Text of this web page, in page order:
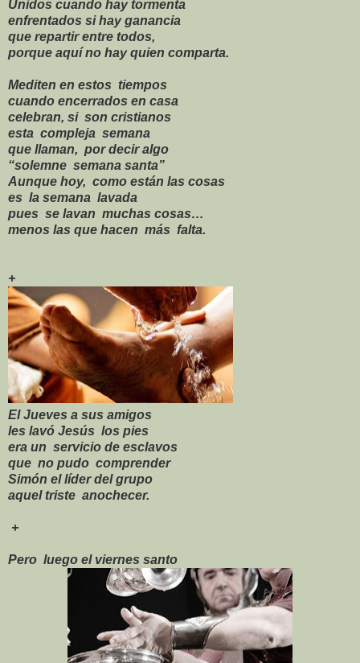
Unidos cuando hay tormenta
enfrentados si hay ganancia
que repartir entre todos,
porque aquí no hay quien comparta.
Mediten en estos tiempos
cuando encerrados en casa
celebran, si son cristianos
esta compleja semana
que llaman, por decir algo
“solemne semana santa”
Aunque hoy, como están las cosas
es la semana lavada
pues se lavan muchas cosas…
menos las que hacen más falta.
+
El Jueves a sus amigos
les lavó Jesús los pies
era un servicio de esclavos
que no pudo comprender
Simón el líder del grupo
aquel triste anochecer.
+
Pero luego el viernes santo